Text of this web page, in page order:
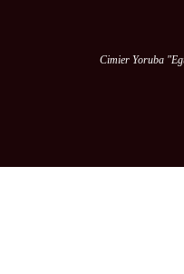
Cimier Yoruba